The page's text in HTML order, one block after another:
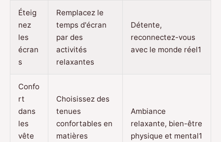
Éteig
nez
les
écran
s
Remplacez le
temps d'écran
par des
activités
relaxantes
Détente,
reconnectez-vous
avec le monde réel1
Confo
rt
dans
les
vête
Choisissez des
tenues
confortables en
matières
Ambiance
relaxante, bien-être
physique et mental1